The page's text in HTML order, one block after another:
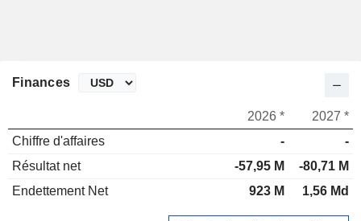
Finances
2026 *
2027 *
Chiffre d'affaires
-
-
Résultat net
-57,95 M
-80,71 M
Endettement Net
923 M 1,56 Md